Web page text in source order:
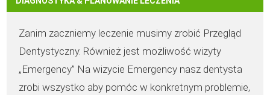
Zanim zaczniemy leczenie musimy zrobić Przegląd
Dentystyczny. Również jest możliwość wizyty
„Emergency” Na wizycie Emergency nasz dentysta
zrobi wszystko aby pomóc w konkretnym problemie,